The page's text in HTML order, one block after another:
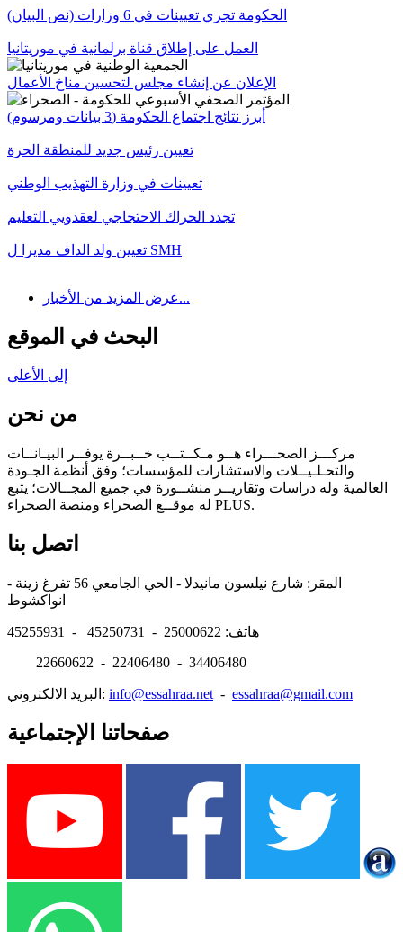
الحكومة تجري تعيينات في 6 وزارات (نص البيان)
العمل على إطلاق قناة برلمانية في موريتانيا
الإعلان عن إنشاء مجلس لتحسين مناخ الأعمال
أبرز نتائج اجتماع الحكومة (3 بيانات ومرسوم)
تعيين رئيس جديد للمنطقة الحرة
تعيينات في وزارة التهذيب الوطني
تجدد الحراك الاحتجاجي لعقدويي التعليم
تعيين ولد الداف مديرا ل SMH
عرض المزيد من الأخبار...
البحث في الموقع
إلى الأعلى
من نحن
مركـــز الصحـــراء هــو مـكــتــب خــبــرة يوفــر البيـانــات
والتحـلـيــلات والاستشارات للمؤسسات؛ وفق أنظمة الجـودة
العالمية وله دراسات وتقاريــر منشــورة في جميع المجــالات؛ يتبع
له موقــع الصحراء ومنصة الصحراء PLUS.
اتصل بنا
المقر: شارع نيلسون مانيدلا - الحي الجامعي 56 تفرغ زينة -
هاتف: 25000622 - 45250731 - 45255931
22660622 - 22406480 - 34406480
البريد الالكتروني: info@essahraa.net - essahraa@gmail.com
صفحاتنا الإجتماعية